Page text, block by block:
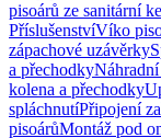
pisoárů ze sanitární
PříslušenstvíVíko
zápachové uzávěrky
a přechodky
kolena a přechodky
spláchnutíPřipojení
pisoárůMontáž pod